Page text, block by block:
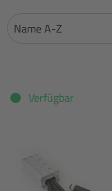
Verfügbar